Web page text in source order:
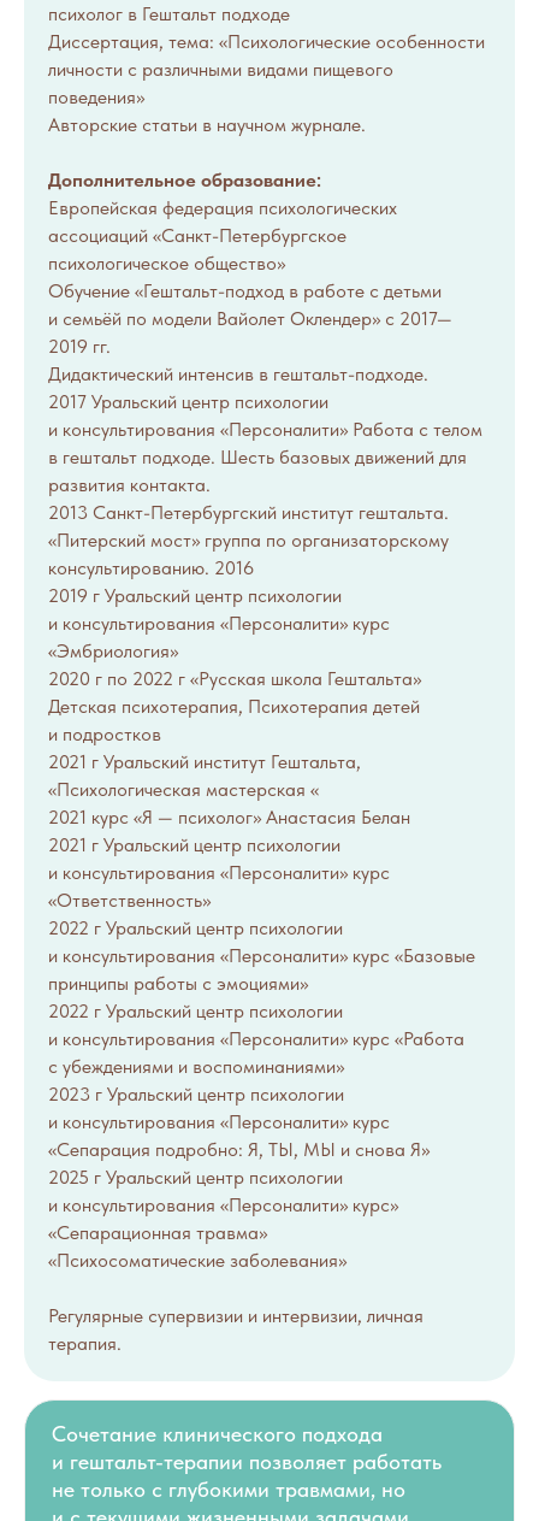
психолог в Гештальт подходе
Диссертация, тема: «Психологические особенности
личности с различными видами пищевого
поведения»
Авторские статьи в научном журнале.
Дополнительное образование:
Европейская федерация психологических
ассоциаций «Санкт-Петербургское
психологическое общество»
Обучение «Гештальт-подход в работе с детьми
и семьёй по модели Вайолет Оклендер» с 2017—
2019 гг.
Дидактический интенсив в гештальт-подходе.
2017 Уральский центр психологии
и консультирования «Персоналити» Работа с телом
в гештальт подходе. Шесть базовых движений для
развития контакта.
2013 Санкт-Петербургский институт гештальта.
«Питерский мост» группа по организаторскому
консультированию. 2016
2019 г Уральский центр психологии
и консультирования «Персоналити» курс
«Эмбриология»
2020 г по 2022 г «Русская школа Гештальта»
Детская психотерапия, Психотерапия детей
и подростков
2021 г Уральский институт Гештальта,
«Психологическая мастерская «
2021 курс «Я — психолог» Анастасия Белан
2021 г Уральский центр психологии
и консультирования «Персоналити» курс
«Ответственность»
2022 г Уральский центр психологии
и консультирования «Персоналити» курс «Базовые
принципы работы с эмоциями»
2022 г Уральский центр психологии
и консультирования «Персоналити» курс «Работа
с убеждениями и воспоминаниями»
2023 г Уральский центр психологии
и консультирования «Персоналити» курс
«Сепарация подробно: Я, ТЫ, МЫ и снова Я»
2025 г Уральский центр психологии
и консультирования «Персоналити» курс»
«Сепарационная травма»
«Психосоматические заболевания»
Регулярные супервизии и интервизии, личная
терапия.
Сочетание клинического подхода
и гештальт-терапии позволяет работать
не только с глубокими травмами, но